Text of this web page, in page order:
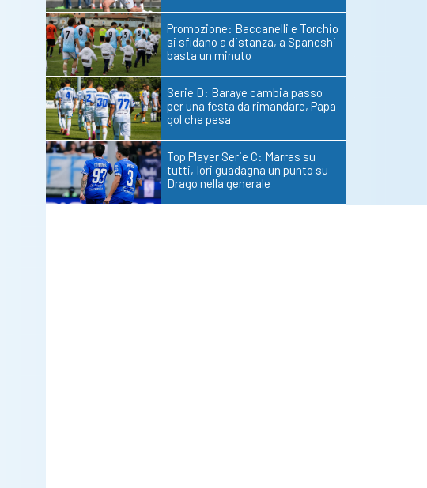
Promozione: Baccanelli e Torchio
si sfidano a distanza, a Spaneshi
basta un minuto
Serie D: Baraye cambia passo
per una festa da rimandare, Papa
gol che pesa
Top Player Serie C: Marras su
tutti, Iori guadagna un punto su
Drago nella generale